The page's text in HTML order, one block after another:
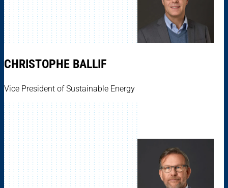
CHRISTOPHE BALLIF
Vice President of Sustainable Energy